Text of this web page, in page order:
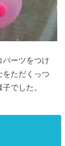
パーツをつけ
をただくっつ
でした。